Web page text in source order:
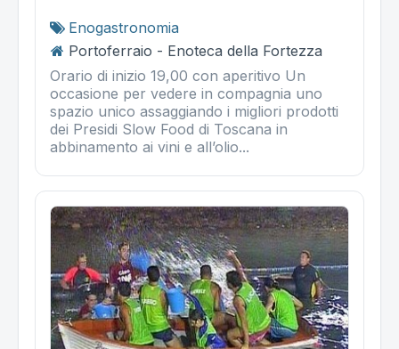
Enogastronomia
Portoferraio - Enoteca della Fortezza
Orario di inizio 19,00 con aperitivo Un
occasione per vedere in compagnia uno
spazio unico assaggiando i migliori prodotti
dei Presidi Slow Food di Toscana in
abbinamento ai vini e all’olio...